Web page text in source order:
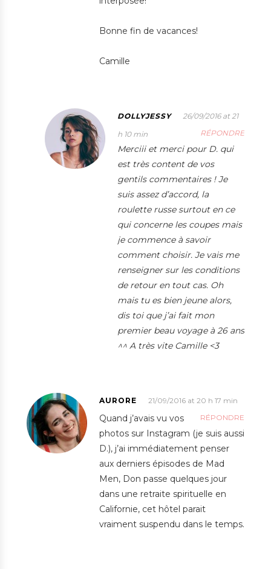
Bonne fin de vacances!
Camille
DOLLYJESSY
26/09/2016 at 21
h 10 min
RÉPONDRE
Merciii et merci pour D. qui
est très content de vos
gentils commentaires ! Je
suis assez d’accord, la
roulette russe surtout en ce
qui concerne les coupes mais
je commence à savoir
comment choisir. Je vais me
renseigner sur les conditions
de retour en tout cas. Oh
mais tu es bien jeune alors,
dis toi que j’ai fait mon
premier beau voyage à 26 ans
^^ A très vite Camille <3
AURORE
21/09/2016 at 20 h 17 min
RÉPONDRE
Quand j’avais vu vos
photos sur Instagram (je suis aussi
D.), j’ai immédiatement penser
aux derniers épisodes de Mad
Men, Don passe quelques jour
dans une retraite spirituelle en
Californie, cet hôtel parait
vraiment suspendu dans le temps.